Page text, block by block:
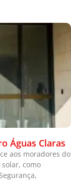
Águas Claras
aos moradores do
como